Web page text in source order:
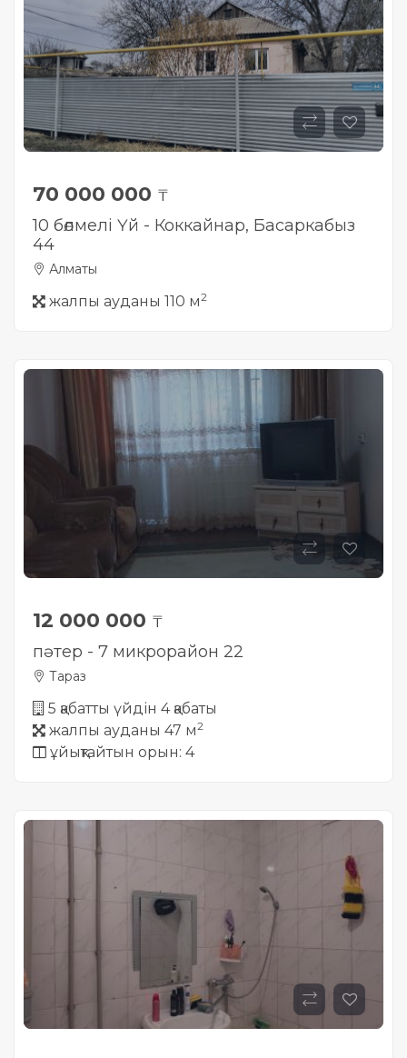
70 000 000 ₸
10 бөлмелі Үй - Коккайнар, Басаркабыз
44
Алматы
жалпы ауданы 110 м2
12 000 000 ₸
пәтер - 7 микрорайон 22
Тараз
5 қабатты үйдін 4 қабаты
жалпы ауданы 47 м2
ұйықтайтын орын: 4